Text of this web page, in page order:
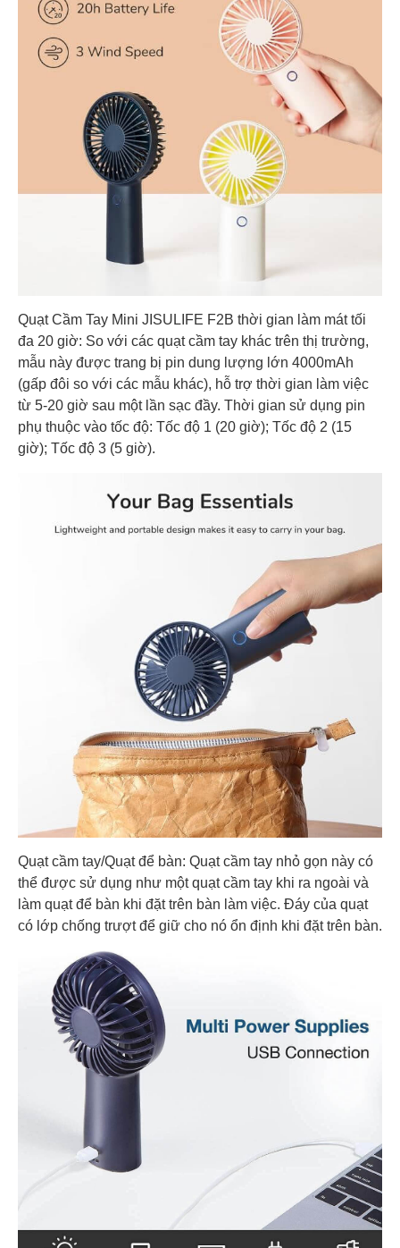
Quạt Cầm Tay Mini JISULIFE F2B thời gian làm mát tối
đa 20 giờ: So với các quạt cầm tay khác trên thị trường,
mẫu này được trang bị pin dung lượng lớn 4000mAh
(gấp đôi so với các mẫu khác), hỗ trợ thời gian làm việc
từ 5-20 giờ sau một lần sạc đầy. Thời gian sử dụng pin
phụ thuộc vào tốc độ: Tốc độ 1 (20 giờ); Tốc độ 2 (15
giờ); Tốc độ 3 (5 giờ).
Quạt cầm tay/Quạt để bàn: Quạt cầm tay nhỏ gọn này có
thể được sử dụng như một quạt cầm tay khi ra ngoài và
làm quạt để bàn khi đặt trên bàn làm việc. Đáy của quạt
có lớp chống trượt để giữ cho nó ổn định khi đặt trên bàn.